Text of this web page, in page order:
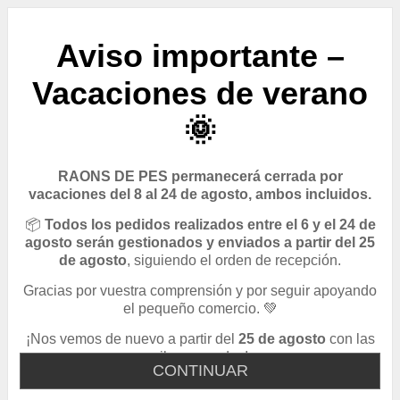
CONTINUAR
Aviso importante –
Vacaciones de verano
🌞
RAONS DE PES permanecerá cerrada por
vacaciones del 8 al 24 de agosto, ambos incluidos.
📦 Todos los pedidos realizados entre el 6 y el 24 de
agosto serán gestionados y enviados a partir del 25
de agosto, siguiendo el orden de recepción.
Gracias por vuestra comprensión y por seguir apoyando
el pequeño comercio. 💚
¡Nos vemos de nuevo a partir del 25 de agosto con las
pilas cargadas!